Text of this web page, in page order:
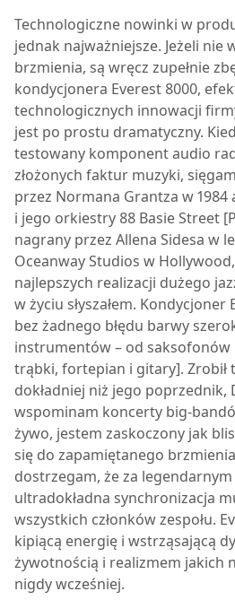
Technologiczne nowinki w
jednak najważniejsze. Jeżeli nie
brzmienia, są wręcz zupełnie
kondycjonera Everest 8000,
technologicznych innowacji
jest po prostu dramatyczny.
testowany komponent audio
złożonych faktur muzyki,
przez Normana Grantza w 1984
i jego orkiestry 88 Basie Street
nagrany przez Allena Sidesa w
Oceanway Studios w
najlepszych realizacji dużego
w życiu słyszałem. Kondycjoner
bez żadnego błędu barwy
instrumentów – od
trąbki, fortepian i gitary]. Zrobił
dokładniej niż jego poprzednik,
wspominam koncerty big-
żywo, jestem zaskoczony jak
się do zapamiętanego
dostrzegam, że za
ultradokładna synchronizacja
wszystkich członków zespołu.
kipiącą energię i wstrząsającą
żywotnością i realizmem jakich
nigdy wcześniej.